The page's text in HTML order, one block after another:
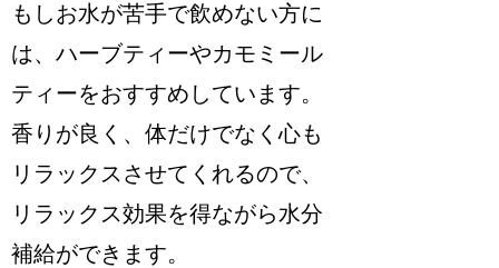
もしお水が苦手で飲めない方に
は、ハーブティーやカモミール
ティーをおすすめしています。
香りが良く、体だけでなく心も
リラックスさせてくれるので、
リラックス効果を得ながら水分
補給ができます。